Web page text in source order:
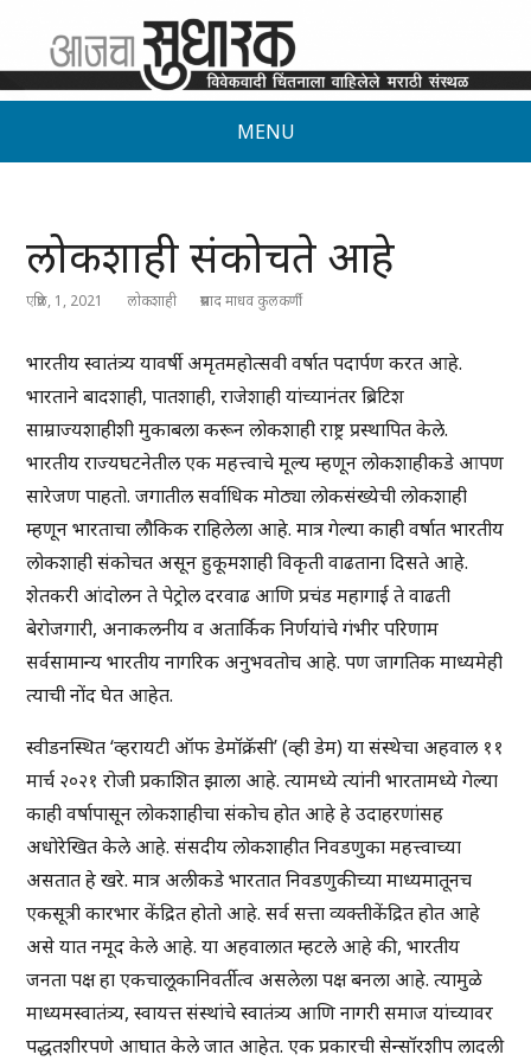
MENU
लोकशाही संकोचते आहे
एप्रिल, 1, 2021 लोकशाही प्रसाद माधव कुलकर्णी
भारतीय स्वातंत्र्य यावर्षी अमृतमहोत्सवी वर्षात पदार्पण करत आहे.
भारताने बादशाही, पातशाही, राजेशाही यांच्यानंतर ब्रिटिश
साम्राज्यशाहीशी मुकाबला करून लोकशाही राष्ट्र प्रस्थापित केले.
भारतीय राज्यघटनेतील एक महत्त्वाचे मूल्य म्हणून लोकशाहीकडे आपण
सारेजण पाहतो. जगातील सर्वाधिक मोठ्या लोकसंख्येची लोकशाही
म्हणून भारताचा लौकिक राहिलेला आहे. मात्र गेल्या काही वर्षात भारतीय
लोकशाही संकोचत असून हुकूमशाही विकृती वाढताना दिसते आहे.
शेतकरी आंदोलन ते पेट्रोल दरवाढ आणि प्रचंड महागाई ते वाढती
बेरोजगारी, अनाकलनीय व अतार्किक निर्णयांचे गंभीर परिणाम
सर्वसामान्य भारतीय नागरिक अनुभवतोच आहे. पण जागतिक माध्यमेही
त्याची नोंद घेत आहेत.
स्वीडनस्थित ‘व्हरायटी ऑफ डेमॉक्रॅसी’ (व्ही डेम) या संस्थेचा अहवाल ११
मार्च २०२१ रोजी प्रकाशित झाला आहे. त्यामध्ये त्यांनी भारतामध्ये गेल्या
काही वर्षापासून लोकशाहीचा संकोच होत आहे हे उदाहरणांसह
अधोरेखित केले आहे. संसदीय लोकशाहीत निवडणुका महत्त्वाच्या
असतात हे खरे. मात्र अलीकडे भारतात निवडणुकीच्या माध्यमातूनच
एकसूत्री कारभार केंद्रित होतो आहे. सर्व सत्ता व्यक्तीकेंद्रित होत आहे
असे यात नमूद केले आहे. या अहवालात म्हटले आहे की, भारतीय
जनता पक्ष हा एकचालूकानिवर्तीत्व असलेला पक्ष बनला आहे. त्यामुळे
माध्यमस्वातंत्र्य, स्वायत्त संस्थांचे स्वातंत्र्य आणि नागरी समाज यांच्यावर
पद्धतशीरपणे आघात केले जात आहेत. एक प्रकारची सेन्सॉरशीप लादली